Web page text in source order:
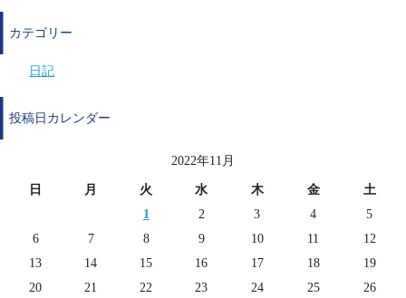
カテゴリー
日記
投稿日カレンダー
2022年11月
日 月 火 水 木 金
土
1
2 3 4
5
6
7 8 9 10 11
12
13
14 15 16 17 18
19
20
21 22 23 24 25 26